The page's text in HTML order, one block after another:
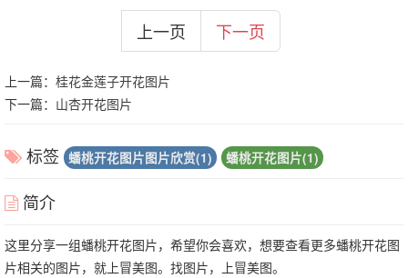
上一页 下一页
上一篇： 桂花金莲子开花图片
下一篇： 山杏开花图片
标签 蟠桃开花图片图片欣赏(1) 蟠桃开花图片(1)
简介
这里分享一组蟠桃开花图片，希望你会喜欢，想要查看更多蟠桃开花图
片相关的图片，就上冒美图。找图片，上冒美图。